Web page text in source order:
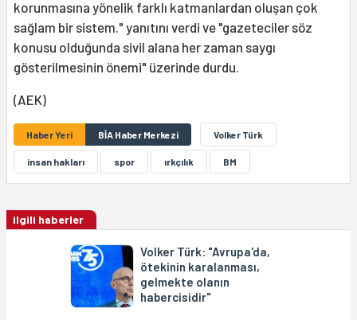
korunmasına yönelik farklı katmanlardan oluşan çok
sağlam bir sistem." yanıtını verdi ve "gazeteciler söz
konusu olduğunda sivil alana her zaman saygı
gösterilmesinin önemi" üzerinde durdu.
(AEK)
Haber Yeri BİA Haber Merkezi Volker Türk
insan hakları spor ırkçılık BM
ilgili haberler
Volker Türk: "Avrupa'da,
ötekinin karalanması,
gelmekte olanın
habercisidir"